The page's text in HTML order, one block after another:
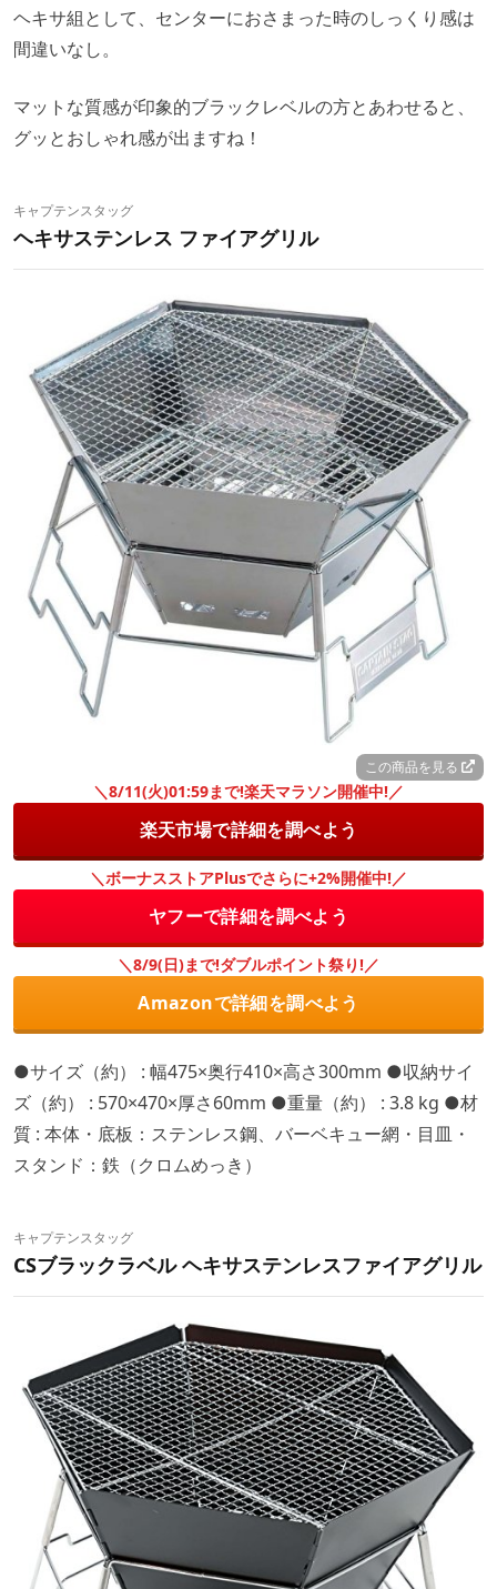
ヘキサ組として、センターにおさまった時のしっくり感は
間違いなし。
マットな質感が印象的ブラックレベルの方とあわせると、
グッとおしゃれ感が出ますね！
キャプテンスタッグ
ヘキサステンレス ファイアグリル
この商品を見る
＼8/11(火)01:59まで!楽天マラソン開催中!／
楽天市場で詳細を調べよう
＼ボーナスストアPlusでさらに+2%開催中!／
ヤフーで詳細を調べよう
＼8/9(日)まで!ダブルポイント祭り!／
Amazonで詳細を調べよう
●サイズ（約） : 幅475×奥行410×高さ300mm ●収納サイ
ズ（約） : 570×470×厚さ60mm ●重量（約） : 3.8 kg ●材
質 : 本体・底板：ステンレス鋼、バーベキュー網・目皿・
スタンド：鉄（クロムめっき）
キャプテンスタッグ
CSブラックラベル ヘキサステンレスファイアグリル